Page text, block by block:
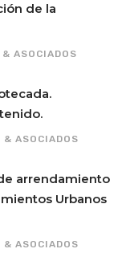
de la
ASOCIADOS
ASOCIADOS
arrendamiento
Urbanos
ASOCIADOS